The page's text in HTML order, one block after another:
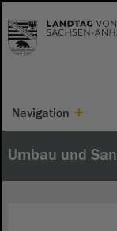
Navigation
Umbau und